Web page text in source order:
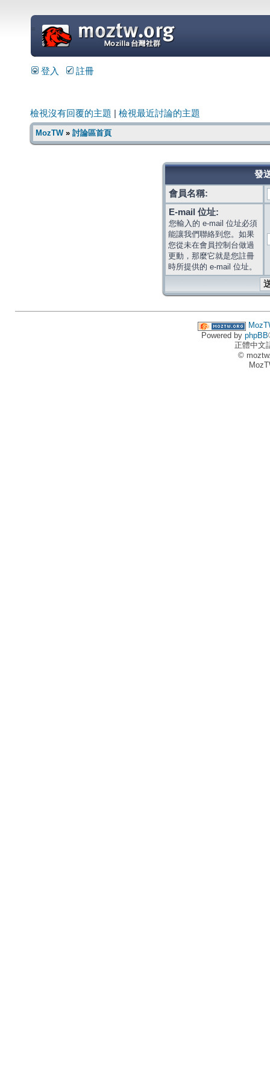
=
登入 註冊
檢視沒有回覆的主題 檢視最近討論的主題
MozTW» 討論區首頁
發
會員名稱:
E-mail 位址:
您輸入的 e-mail 位址必須
能讓我們聯絡到您。如果
您從未在會員控制台做過
更動，那麼它就是您註冊
時所提供的 e-mail 位址。
Powered by phpBB
正體中文
©